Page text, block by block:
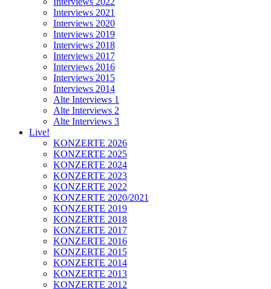
Interviews 2021
Interviews 2020
Interviews 2019
Interviews 2018
Interviews 2017
Interviews 2016
Interviews 2015
Interviews 2014
Alte Interviews 1
Alte Interviews 2
Alte Interviews 3
Live!
KONZERTE 2026
KONZERTE 2025
KONZERTE 2024
KONZERTE 2023
KONZERTE 2022
KONZERTE 2020/2021
KONZERTE 2019
KONZERTE 2018
KONZERTE 2017
KONZERTE 2016
KONZERTE 2015
KONZERTE 2014
KONZERTE 2013
KONZERTE 2012